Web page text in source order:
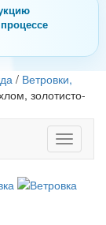
/ Ветровки,
золотисто-
Toggle